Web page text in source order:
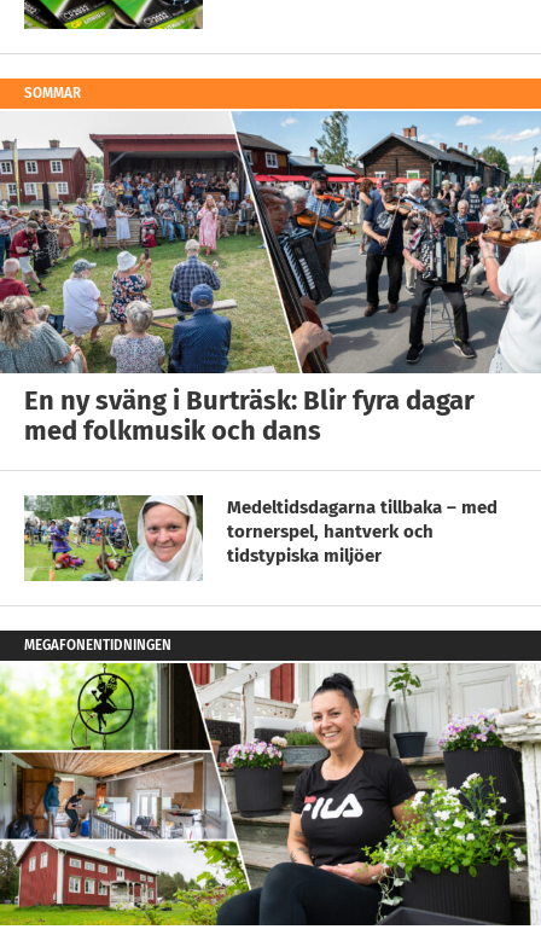
SOMMAR
En ny sväng i Burträsk: Blir fyra dagar
med folkmusik och dans
Medeltidsdagarna tillbaka – med
tornerspel, hantverk och
tidstypiska miljöer
MEGAFONENTIDNINGEN